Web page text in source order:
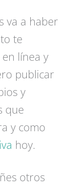
va a haber
te
línea y
publicar
y
que
y como
hoy.
otros